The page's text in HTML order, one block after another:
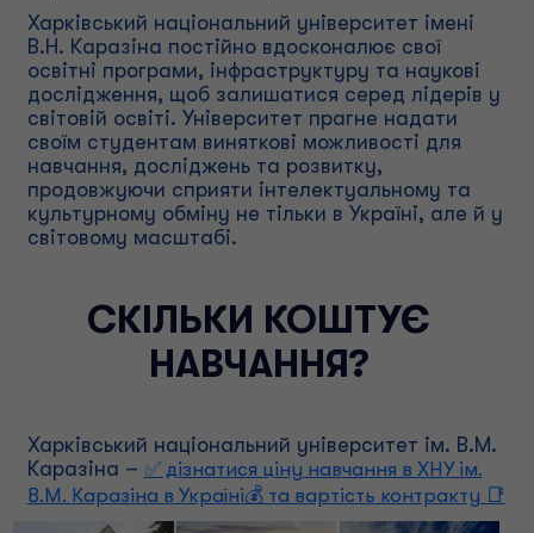
Харківський національний університет імені
В.Н. Каразіна постійно вдосконалює свої
освітні програми, інфраструктуру та наукові
дослідження, щоб залишатися серед лідерів у
світовій освіті. Університет прагне надати
своїм студентам виняткові можливості для
навчання, досліджень та розвитку,
продовжуючи сприяти інтелектуальному та
культурному обміну не тільки в Україні, але й у
світовому масштабі.
СКІЛЬКИ КОШТУЄ
НАВЧАННЯ?
Харківський національний університет ім. В.М.
Каразіна – ✅ дізнатися ціну навчання в ХНУ ім.
В.М. Каразіна в Україні💰 та вартість контракту 📑